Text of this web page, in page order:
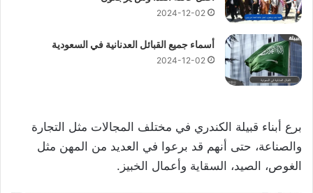
2024-12-02
أسماء جميع القبائل العدنانية في السعودية
2024-12-02
برع أبناء قبيلة الكندري في مختلف المجالات مثل التجارة
والصناعة، حتى أنهم قد برعوا في العديد من المهن مثل
الغوص، الصيد، السقاية وأعمال الخبيز.